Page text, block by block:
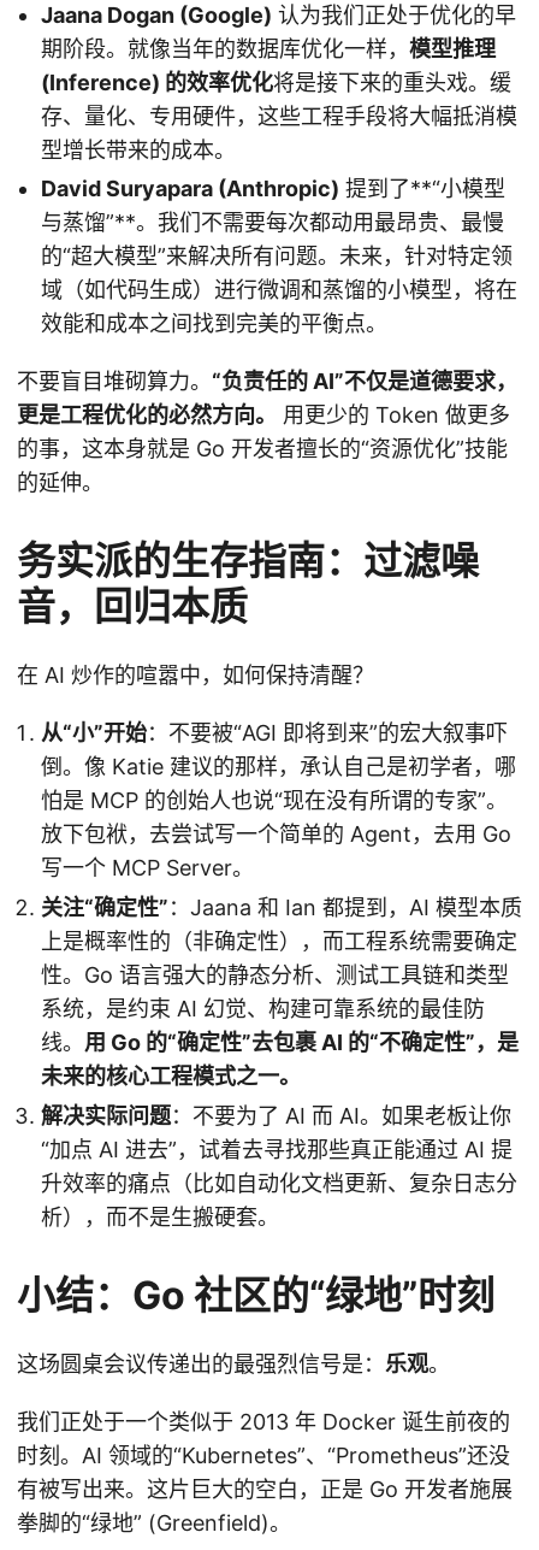
Jaana Dogan (Google) 认为我们正处于优化的早
期阶段。就像当年的数据库优化一样， 模型推理
(Inference) 的效率优化将是接下来的重头戏。缓
存、量化、专用硬件，这些工程手段将大幅抵消模
型增长带来的成本。
David Suryapara (Anthropic) 提到了**“小模型
与蒸馏”**。我们不需要每次都动用最昂贵、最慢
的“超大模型”来解决所有问题。未来，针对特定领
域（如代码生成）进行微调和蒸馏的小模型，将在
效能和成本之间找到完美的平衡点。
不要盲目堆砌算力。 “负责任的 AI”不仅是道德要求，
更是工程优化的必然方向。
用更少的 Token 做更多
的事，这本身就是 Go 开发者擅长的“资源优化”技能
的延伸。
务实派的生存指南：过滤噪
音，回归本质
在 AI 炒作的喧嚣中，如何保持清醒？
从“小”开始：不要被“AGI 即将到来”的宏大叙事吓
倒。像 Katie 建议的那样，承认自己是初学者，哪
怕是 MCP 的创始人也说“现在没有所谓的专家”。
放下包袱，去尝试写一个简单的 Agent，去用 Go
写一个 MCP Server。
关注“确定性”：Jaana 和 Ian 都提到，AI 模型本质
上是概率性的（非确定性），而工程系统需要确定
性。Go 语言强大的静态分析、测试工具链和类型
系统，是约束 AI 幻觉、构建可靠系统的最佳防
线。 用 Go 的“确定性”去包裹 AI 的“不确定性”，是
未来的核心工程模式之一。
解决实际问题：不要为了 AI 而 AI。如果老板让你
“加点 AI 进去”，试着去寻找那些真正能通过 AI 提
升效率的痛点（比如自动化文档更新、复杂日志分
析），而不是生搬硬套。
小结：Go 社区的“绿地”时刻
这场圆桌会议传递出的最强烈信号是： 乐观。
我们正处于一个类似于 2013 年 Docker 诞生前夜的
时刻。AI 领域的“Kubernetes”、“Prometheus”还没
有被写出来。这片巨大的空白，正是 Go 开发者施展
拳脚的“绿地” (Greenfield)。